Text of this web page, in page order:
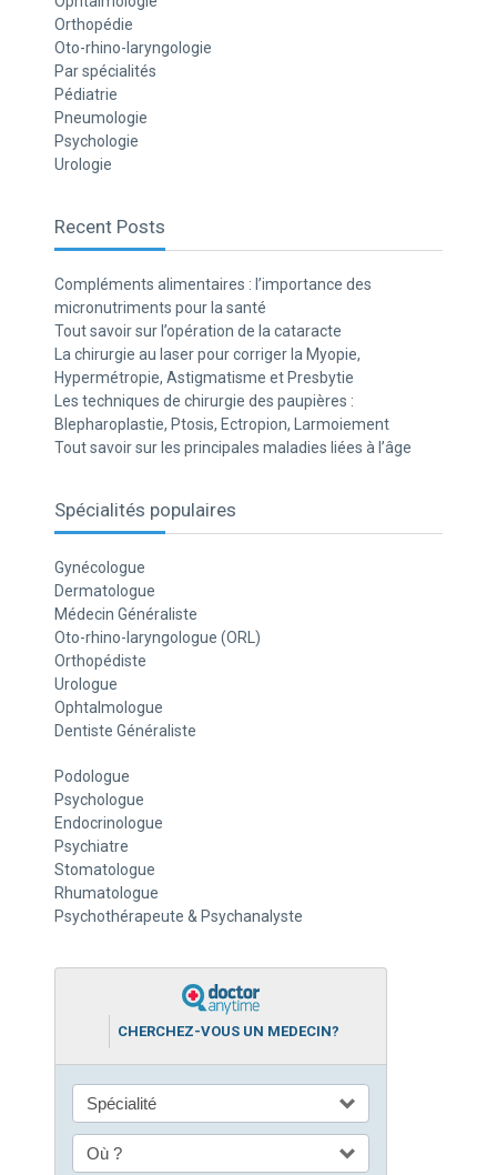
Orthopédie
Oto-rhino-laryngologie
Par spécialités
Pédiatrie
Pneumologie
Psychologie
Urologie
Recent Posts
Compléments alimentaires : l’importance des
micronutriments pour la santé
Tout savoir sur l’opération de la cataracte
La chirurgie au laser pour corriger la Myopie,
Hypermétropie, Astigmatisme et Presbytie
Les techniques de chirurgie des paupières :
Blepharoplastie, Ptosis, Ectropion, Larmoiement
Tout savoir sur les principales maladies liées à l’âge
Spécialités populaires
Gynécologue
Dermatologue
Médecin Généraliste
Oto-rhino-laryngologue (ORL)
Orthopédiste
Urologue
Ophtalmologue
Dentiste Généraliste
Podologue
Psychologue
Endocrinologue
Psychiatre
Stomatologue
Rhumatologue
Psychothérapeute & Psychanalyste
CHERCHEZ-VOUS UN MEDECIN?